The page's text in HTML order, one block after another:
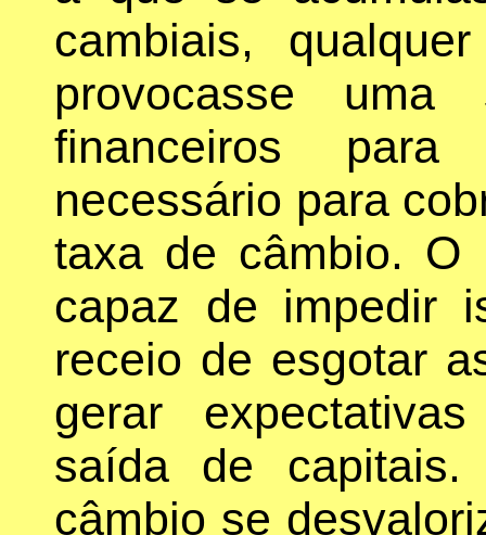
cambiais,
provocasse uma
financeiros
necessário para
taxa de câmbio. O
capaz de impedir
receio de esgotar
gerar
saída de
câmbio se